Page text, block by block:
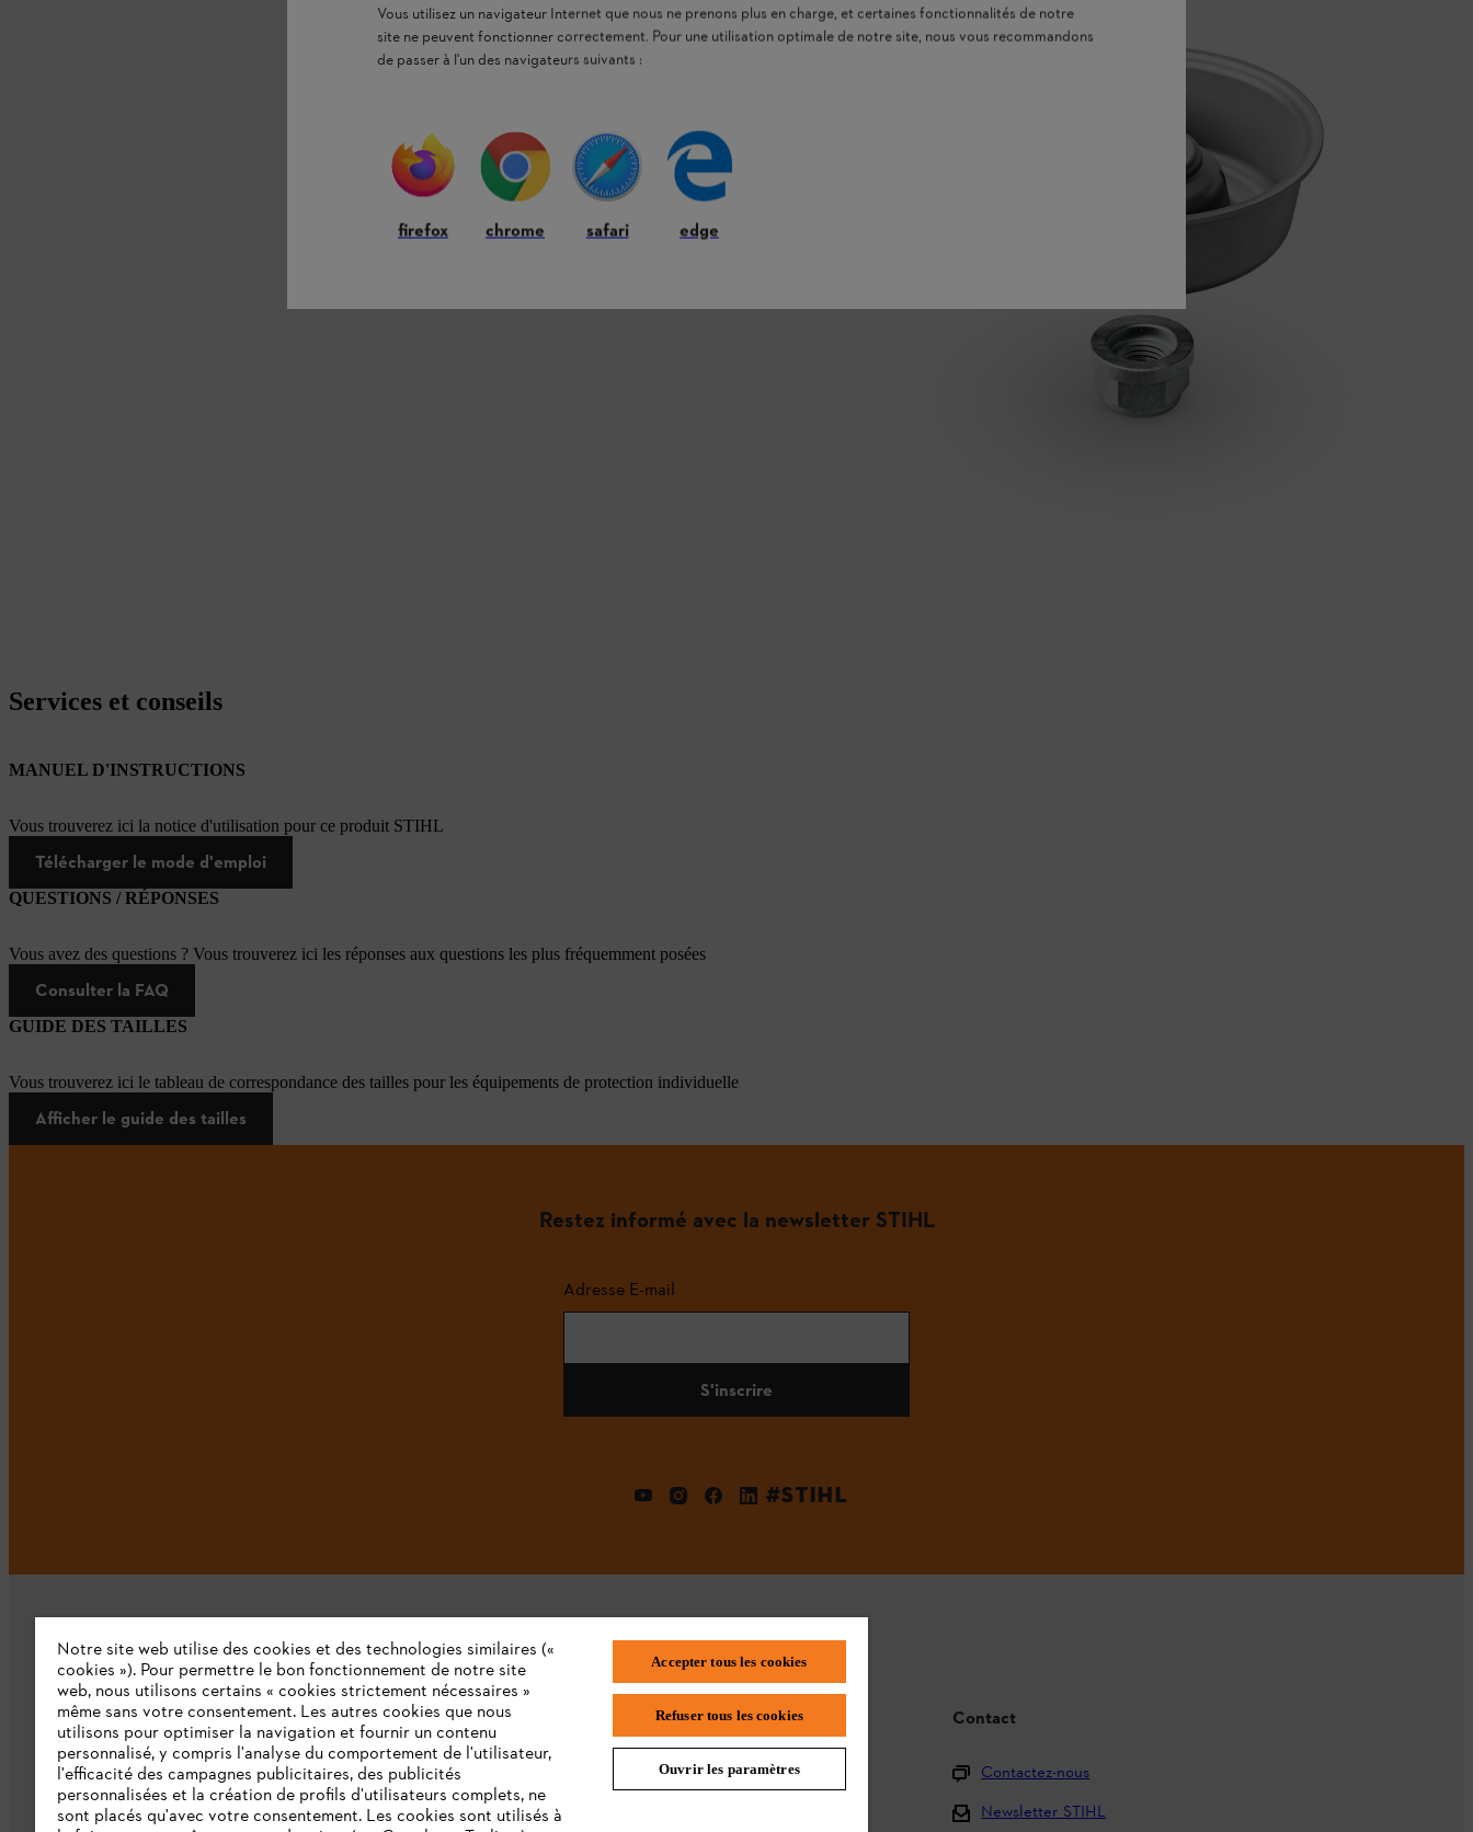
Services et conseils
MANUEL D'INSTRUCTIONS
Vous trouverez ici la notice d'utilisation pour ce produit STIHL
Télécharger le mode d'emploi
QUESTIONS / RÉPONSES
Vous avez des questions ? Vous trouverez ici les réponses aux questions les plus fréquemment posées
Consulter la FAQ
GUIDE DES TAILLES
Vous trouverez ici le tableau de correspondance des tailles pour les équipements de protection individuelle
Afficher le guide des tailles
Restez informé avec la newsletter STIHL
Adresse E-mail
S'inscrire
#STIHL
L'Entreprise
Qui sommes-nous ?
Presse
STIHL FAQ
L'Enregistrement
Contact
Contactez-nous
Newsletter STIHL
Vous utilisez un navigateur Internet que nous ne prenons plus en charge, et certaines fonctionnalités de notre
site ne peuvent fonctionner correctement. Pour une utilisation optimale de notre site, nous vous recommandons
de passer à l'un des navigateurs suivants :
firefox chrome safari edge
Notre site web utilise des cookies et des technologies similaires («
cookies »). Pour permettre le bon fonctionnement de notre site
web, nous utilisons certains « cookies strictement nécessaires »
même sans votre consentement. Les autres cookies que nous
utilisons pour optimiser la navigation et fournir un contenu
personnalisé, y compris l'analyse du comportement de l'utilisateur,
l'efficacité des campagnes publicitaires, des publicités
personnalisées et la création de profils d'utilisateurs complets, ne
sont placés qu'avec votre consentement. Les cookies sont utilisés à
Accepter tous les cookies
Refuser tous les cookies
Ouvrir les paramètres